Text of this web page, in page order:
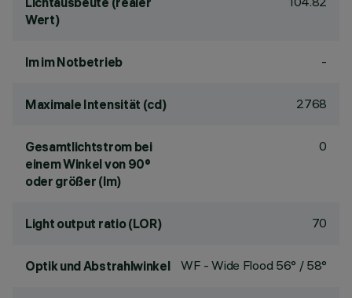
Wert)
lm im Notbetrieb -
Maximale Intensität (cd) 2768
Gesamtlichtstrom bei
einem Winkel von 90°
oder größer (lm)
0
Light output ratio (LOR) 70
Optik und Abstrahlwinkel WF - Wide Flood 56° / 58°